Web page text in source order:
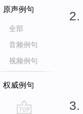
原声例句
全部
音频例句
视频例句
权威例句